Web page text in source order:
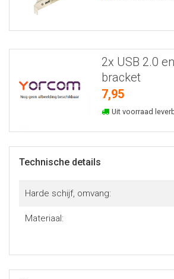
2x USB 2.0
bracket
7,95
Uit voorraad
Technische details
Harde schijf, omvang:
Materiaal: